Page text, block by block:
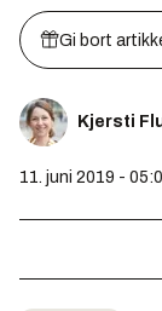
Gi bort
Kjersti
11. juni 2019 -